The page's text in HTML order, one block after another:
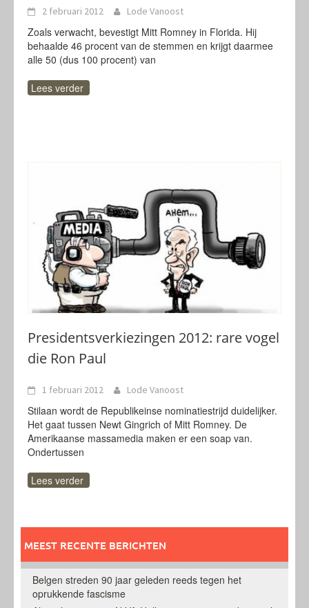
2 februari 2012 Lode Vanoost
Zoals verwacht, bevestigt Mitt Romney in Florida. Hij
behaalde 46 procent van de stemmen en krijgt daarmee
alle 50 (dus 100 procent) van
Lees verder
Presidentsverkiezingen 2012: rare vogel
die Ron Paul
1 februari 2012 Lode Vanoost
Stilaan wordt de Republikeinse nominatiestrijd duidelijker.
Het gaat tussen Newt Gingrich of Mitt Romney. De
Amerikaanse massamedia maken er een soap van.
Ondertussen
Lees verder
MEEST RECENTE BERICHTEN
Belgen streden 90 jaar geleden reeds tegen het
oprukkende fascisme